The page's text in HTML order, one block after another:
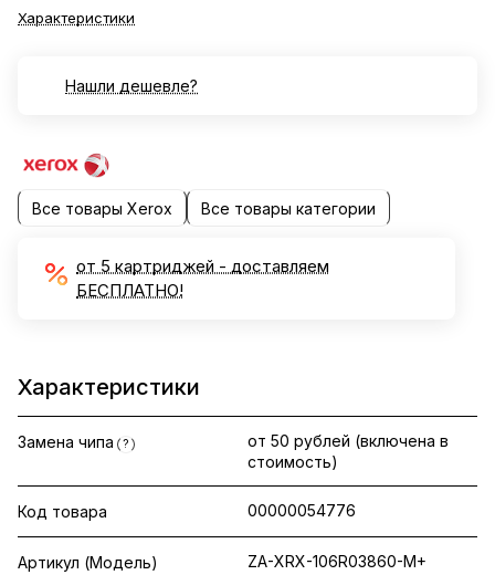
Характеристики
Нашли дешевле?
Все товары Xerox Все товары категории
от 5 картриджей - доставляем
БЕСПЛАТНО!
Характеристики
Замена чипа ?
от 50 рублей (включена в
стоимость)
Код товара 00000054776
Артикул (Модель) ZA-XRX-106R03860-M+